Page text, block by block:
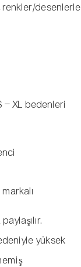
desenlerle
– XL bedenleri
yüksek